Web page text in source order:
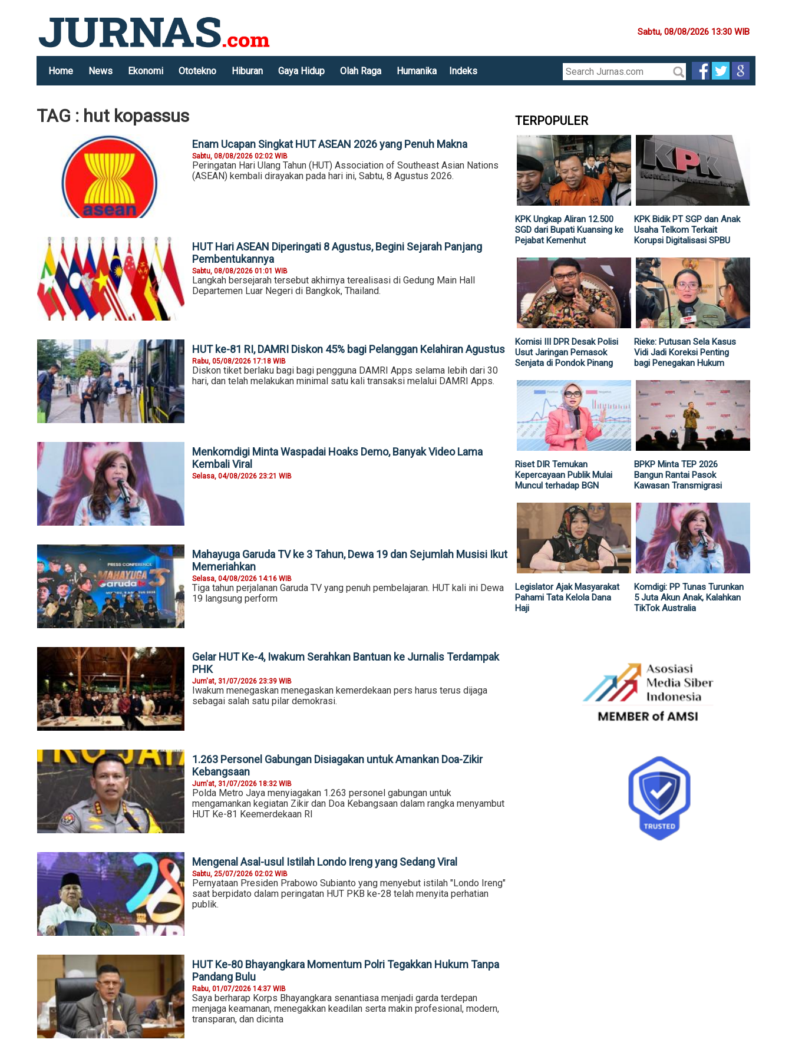
Sabtu, 08/08/2026 13:30 WIB
Home News Ekonomi Ototekno Hiburan Gaya Hidup Olah Raga Humanika Indeks
TAG : hut kopassus
Enam Ucapan Singkat HUT ASEAN 2026 yang Penuh Makna
Sabtu, 08/08/2026 02:02 WIB
Peringatan Hari Ulang Tahun (HUT) Association of Southeast Asian Nations
(ASEAN) kembali dirayakan pada hari ini, Sabtu, 8 Agustus 2026.
HUT Hari ASEAN Diperingati 8 Agustus, Begini Sejarah Panjang
Pembentukannya
Sabtu, 08/08/2026 01:01 WIB
Langkah bersejarah tersebut akhirnya terealisasi di Gedung Main Hall
Departemen Luar Negeri di Bangkok, Thailand.
HUT ke-81 RI, DAMRI Diskon 45% bagi Pelanggan Kelahiran Agustus
Rabu, 05/08/2026 17:18 WIB
Diskon tiket berlaku bagi bagi pengguna DAMRI Apps selama lebih dari 30
hari, dan telah melakukan minimal satu kali transaksi melalui DAMRI Apps.
Menkomdigi Minta Waspadai Hoaks Demo, Banyak Video Lama
Kembali Viral
Selasa, 04/08/2026 23:21 WIB
Mahayuga Garuda TV ke 3 Tahun, Dewa 19 dan Sejumlah Musisi Ikut
Memeriahkan
Selasa, 04/08/2026 14:16 WIB
Tiga tahun perjalanan Garuda TV yang penuh pembelajaran. HUT kali ini Dewa
19 langsung perform
Gelar HUT Ke-4, Iwakum Serahkan Bantuan ke Jurnalis Terdampak
PHK
Jum'at, 31/07/2026 23:39 WIB
Iwakum menegaskan menegaskan kemerdekaan pers harus terus dijaga
sebagai salah satu pilar demokrasi.
1.263 Personel Gabungan Disiagakan untuk Amankan Doa-Zikir
Kebangsaan
Jum'at, 31/07/2026 18:32 WIB
​Polda Metro Jaya menyiagakan 1.263 personel gabungan untuk
mengamankan kegiatan Zikir dan Doa Kebangsaan dalam rangka menyambut
HUT Ke-81 Keemerdekaan RI
Mengenal Asal-usul Istilah Londo Ireng yang Sedang Viral
Sabtu, 25/07/2026 02:02 WIB
Pernyataan Presiden Prabowo Subianto yang menyebut istilah "Londo Ireng"
saat berpidato dalam peringatan HUT PKB ke-28 telah menyita perhatian
publik.
HUT Ke-80 Bhayangkara Momentum Polri Tegakkan Hukum Tanpa
Pandang Bulu
Rabu, 01/07/2026 14:37 WIB
Saya berharap Korps Bhayangkara senantiasa menjadi garda terdepan
menjaga keamanan, menegakkan keadilan serta makin profesional, modern,
transparan, dan dicinta
TERPOPULER
KPK Ungkap Aliran 12.500
SGD dari Bupati Kuansing ke
Pejabat Kemenhut
KPK Bidik PT SGP dan Anak
Usaha Telkom Terkait
Korupsi Digitalisasi SPBU
Komisi III DPR Desak Polisi
Usut Jaringan Pemasok
Senjata di Pondok Pinang
Rieke: Putusan Sela Kasus
Vidi Jadi Koreksi Penting
bagi Penegakan Hukum
Riset DIR Temukan
Kepercayaan Publik Mulai
Muncul terhadap BGN
BPKP Minta TEP 2026
Bangun Rantai Pasok
Kawasan Transmigrasi
Legislator Ajak Masyarakat
Pahami Tata Kelola Dana
Haji
Komdigi: PP Tunas Turunkan
5 Juta Akun Anak, Kalahkan
TikTok Australia